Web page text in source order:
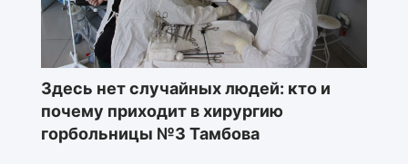
Здесь нет случайных людей: кто и
почему приходит в хирургию
горбольницы №3 Тамбова